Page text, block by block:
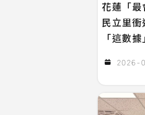
花蓮「
民立里
「這數
2026-